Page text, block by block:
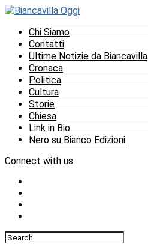
Chi Siamo
Contatti
Ultime Notizie da Biancavilla
Cronaca
Politica
Cultura
Storie
Chiesa
Link in Bio
Nero su Bianco Edizioni
Connect with us